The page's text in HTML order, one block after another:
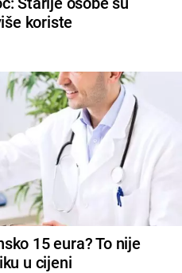
koriste
15 eura? To nije
u cijeni